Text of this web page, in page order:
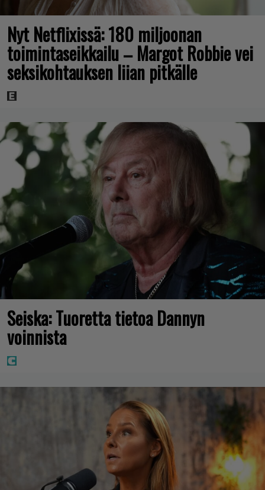
Nyt Netflixissä: 180 miljoonan
toimintaseikkailu – Margot Robbie vei
seksikohtauksen liian pitkälle
Seiska: Tuoretta tietoa Dannyn
voinnista